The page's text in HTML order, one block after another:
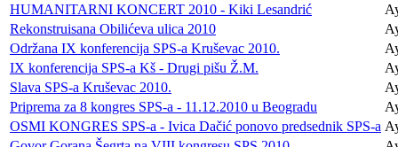
HUMANITARNI KONCERT 2010 - Kiki Lesandrić
Rekonstruisana Obilićeva ulica 2010
Održana IX konferencija SPS-a Kruševac 2010.
IX konferencija SPS-a Kš - Drugi pišu Ž.M.
Slava SPS-a Kruševac 2010.
Priprema za 8 kongres SPS-a - 11.12.2010 u Beogradu
OSMI KONGRES SPS-a - Ivica Dačić ponovo predsednik SPS-a